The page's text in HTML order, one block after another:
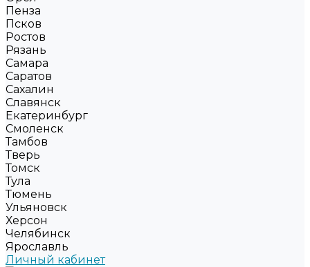
Пенза
Псков
Ростов
Рязань
Самара
Саратов
Сахалин
Славянск
Екатеринбург
Смоленск
Тамбов
Тверь
Томск
Тула
Тюмень
Ульяновск
Херсон
Челябинск
Ярославль
Личный кабинет